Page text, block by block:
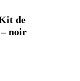
de
– noir